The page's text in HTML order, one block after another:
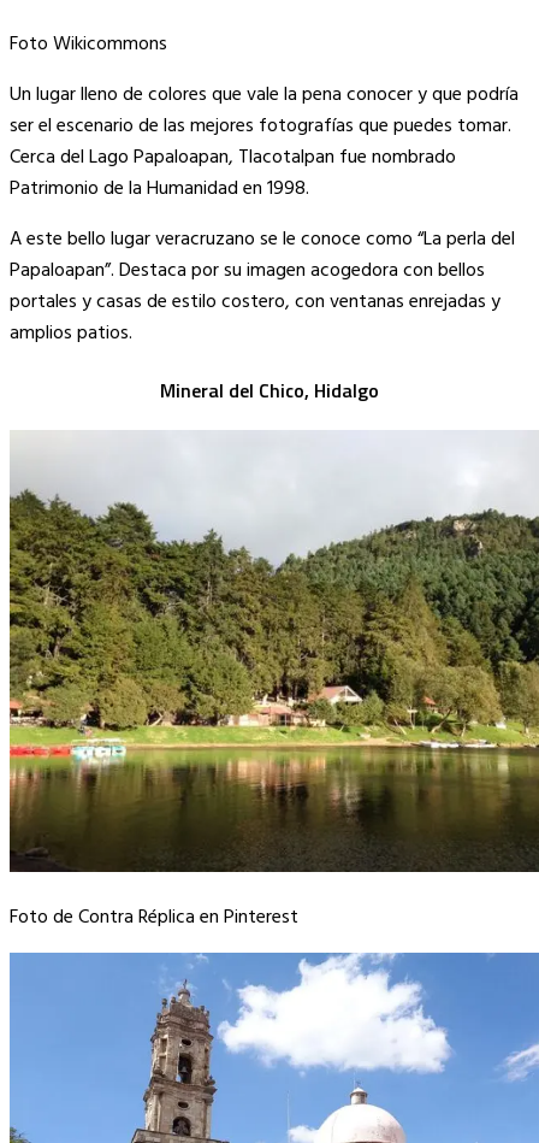
Foto Wikicommons
Un lugar lleno de colores que vale la pena conocer y que podría
ser el escenario de las mejores fotografías que puedes tomar.
Cerca del Lago Papaloapan, Tlacotalpan fue nombrado
Patrimonio de la Humanidad en 1998.
A este bello lugar veracruzano se le conoce como “La perla del
Papaloapan”. Destaca por su imagen acogedora con bellos
portales y casas de estilo costero, con ventanas enrejadas y
amplios patios.
Mineral del Chico, Hidalgo
Foto de Contra Réplica en Pinterest